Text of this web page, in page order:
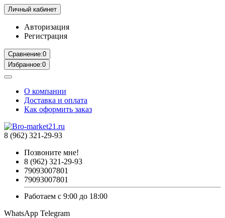
Личный кабинет
Авторизация
Регистрация
Сравнение:0
Избранное:0
О компании
Доставка и оплата
Как оформить заказ
8 (962) 321-29-93
Позвоните мне!
8 (962) 321-29-93
79093007801
79093007801
Работаем с 9:00 до 18:00
WhatsApp Telegram